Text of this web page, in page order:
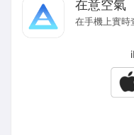
在意空氣
在手機上實時